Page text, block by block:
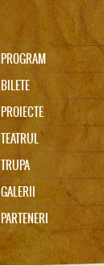
PROGRAM
BILETE
PROIECTE
TEATRUL
TRUPA
GALERII
PARTENERI